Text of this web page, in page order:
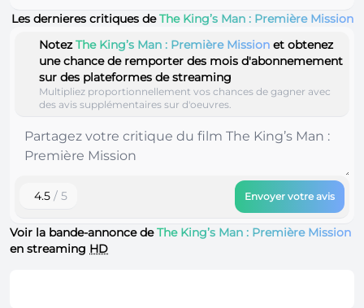
Les dernieres critiques deThe King’s Man : Première Mission
NotezThe King’s Man : Première Mission et obtenez
une chance de remporter des mois d'abonnemement
sur des plateformes de streaming
Multipliez proportionnellement vos chances de gagner avec
des avis supplémentaires sur d'oeuvres.
4.5 / 5 Envoyer votre avis
Voir la bande-annonce deThe King’s Man : Première Mission
en streaming HD